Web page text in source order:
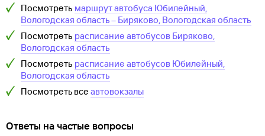
Посмотреть маршрут автобуса Юбилейный,
Вологодская область– Биряково, Вологодская область
Посмотреть расписание автобусов Биряково,
Вологодская область
Посмотреть расписание автобусов Юбилейный,
Вологодская область
Посмотреть все автовокзалы
Ответы на частые вопросы